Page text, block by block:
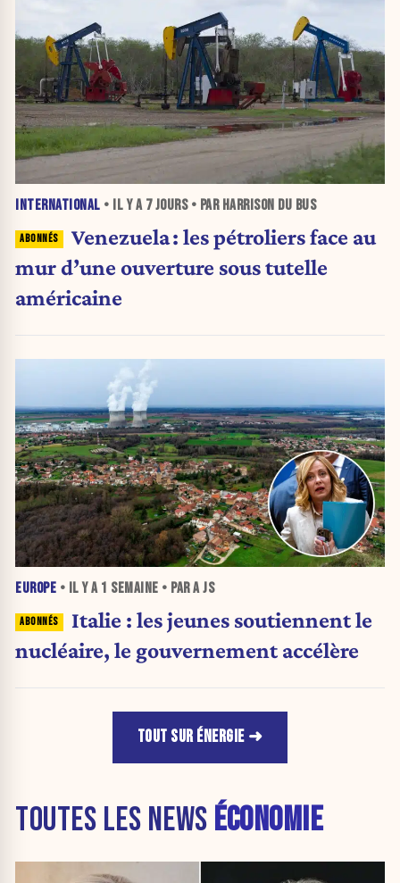
INTERNATIONAL • IL Y A 7 JOURS• PAR HARRISON DU BUS
Venezuela : les pétroliers face au
mur d’une ouverture sous tutelle
américaine
EUROPE • IL Y A 1 SEMAINE • PAR A JS
Italie : les jeunes soutiennent le
nucléaire, le gouvernement accélère
TOUT SUR ÉNERGIE
TOUTES LES NEWS ÉCONOMIE